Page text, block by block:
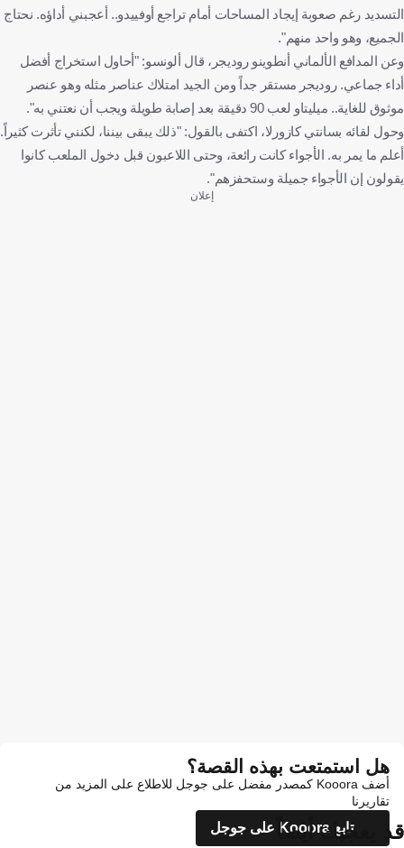
التسديد رغم صعوبة إيجاد المساحات أمام تراجع أوفييدو.. أعجبني أداؤه. نحتاج
الجميع، وهو واحد منهم".
وعن المدافع الألماني أنطوينو روديجر، قال ألونسو: "أحاول استخراج أفضل
أداء جماعي. روديجر مستقر جداً ومن الجيد امتلاك عناصر مثله وهو عنصر
موثوق للغاية.. ميليتاو لعب 90 دقيقة بعد إصابة طويلة ويجب أن نعتني به".
وحول لقائه بسانتي كازورلا، اكتفى بالقول: "ذلك يبقى بيننا، لكنني تأثرت كثيراً.
أعلم ما يمر به. الأجواء كانت رائعة، وحتى اللاعبون قبل دخول الملعب كانوا
يقولون إن الأجواء جميلة وستحفزهم".
إعلان
هل استمتعت بهذه القصة؟
أضف Kooora كمصدر مفضل على جوجل للاطلاع على المزيد من
تقاريرنا
تابع Kooora على جوجل
قد يعجبك أيضاً